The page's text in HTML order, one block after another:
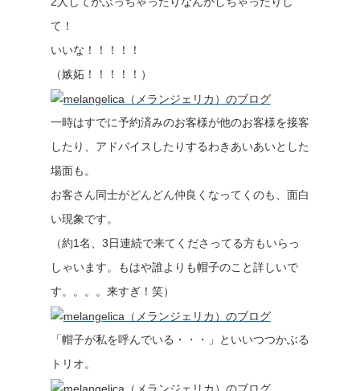
て！
いいな！！！！！
（嫉妬！！！！！）
一時はすでに予約済みのお客様が他のお客様を接客
したり、アドバイスしたりするわきあいあいとした
場面も。
お客さん同士がどんどん仲良くなってくのも、面白
い現象です。
（約1名、3日連続で来てくださってる方もいらっ
しゃいます。もはや誰よりも帽子のこと詳しいで
す。。。。来すぎ！笑）
「帽子が私を呼んでいる・・・」といいつつかぶる
トリオ。